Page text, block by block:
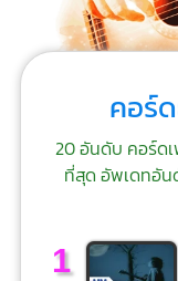
คอร์
20 อันดับ คอร์ด
ที่สุด อัพเดทอั
1